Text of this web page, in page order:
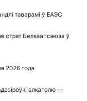
таварамі ў ЕАЭС
страт Белкаапсаюза ў
2026 года
алкаголю —